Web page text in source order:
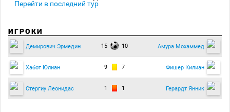
Перейти в последний тур
ИГРОКИ
Демирович Эрмедин 15 10 Амура Мохаммед
Хабот Юлиан 9 7 Фишер Килиан
Стергиу Леонидас 1 1 Герардт Янник